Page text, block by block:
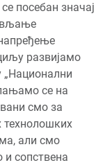
посебан значај
развијамо
„Национални
се на
смо за
технолошких
али смо
сопствена